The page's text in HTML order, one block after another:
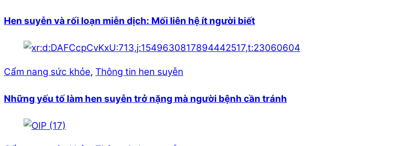
Hen suyễn và rối loạn miễn dịch: Mối liên hệ ít người biết
Cẩm nang sức khỏe, Thông tin hen suyễn
Những yếu tố làm hen suyễn trở nặng mà người bệnh cần tránh